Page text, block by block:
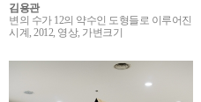
김용관
변의 수가 12의 약수인 도형들로 이루어진
시계, 2012, 영상, 가변크기